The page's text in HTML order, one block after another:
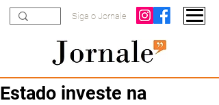
Siga o Jornale
Estado investe na